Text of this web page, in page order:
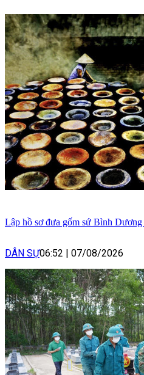
Lập hồ sơ đưa gốm sứ Bình
DÂN SỰ06:52 07/08/2026